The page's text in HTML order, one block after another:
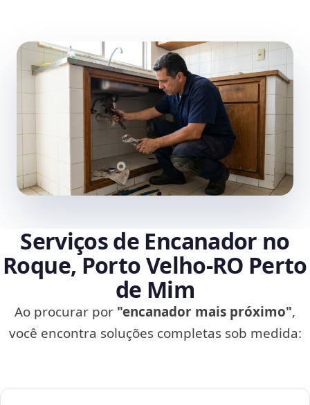
Serviços de Encanador no
Roque, Porto Velho‑RO Perto
de Mim
Ao procurar por "encanador mais próximo",
você encontra soluções completas sob medida: